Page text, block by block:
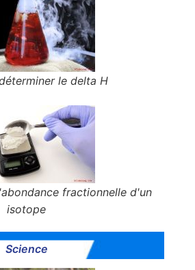
le delta H
fractionnelle d'un
isotope
Science